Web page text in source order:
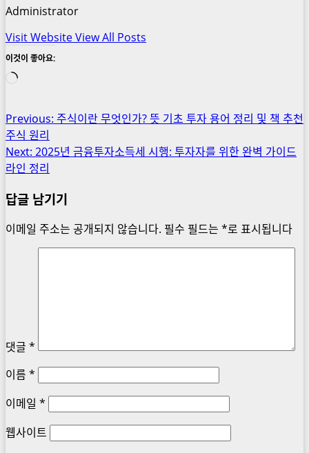
Administrator
Visit WebsiteView All Posts
이것이 좋아요:
로
중...
Post
navigation
Previous: 주식이란 무엇인가? 뜻 기초 투자 용어 정리 및 책 추천
주식 원리
Next: 2025년 금융투자소득세 시행: 투자자를 위한 완벽 가이드
라인 정리
답글 남기기
이메일 주소는 공개되지 않습니다. 필수 필드는 *로 표시됩니다
댓글 *
이름 *
이메일 *
웹사이트